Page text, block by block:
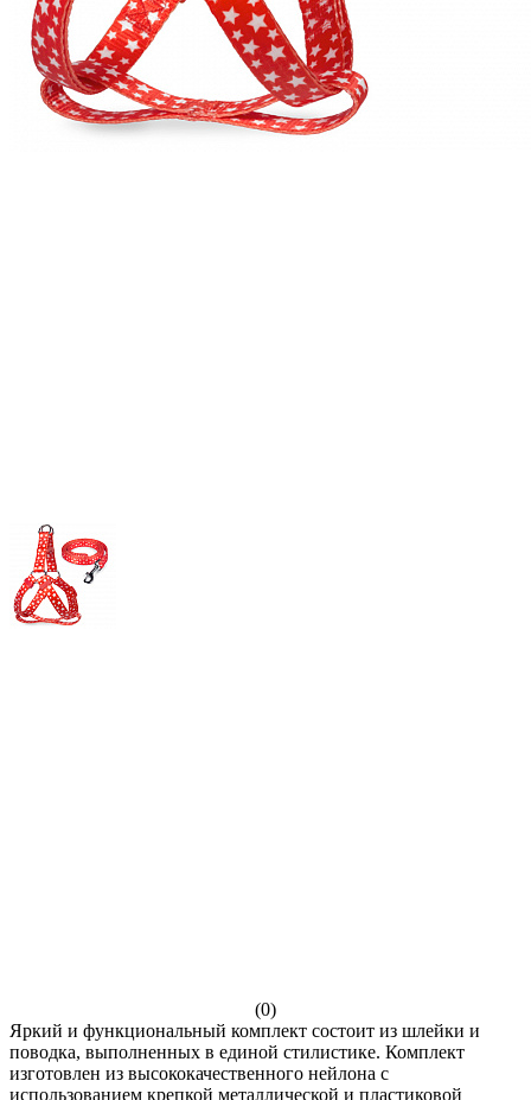
(0)
Яркий и функциональный комплект состоит из шлейки и
поводка, выполненных в единой стилистике. Комплект
изготовлен из высококачественного нейлона с
использованием крепкой металлической и пластиковой